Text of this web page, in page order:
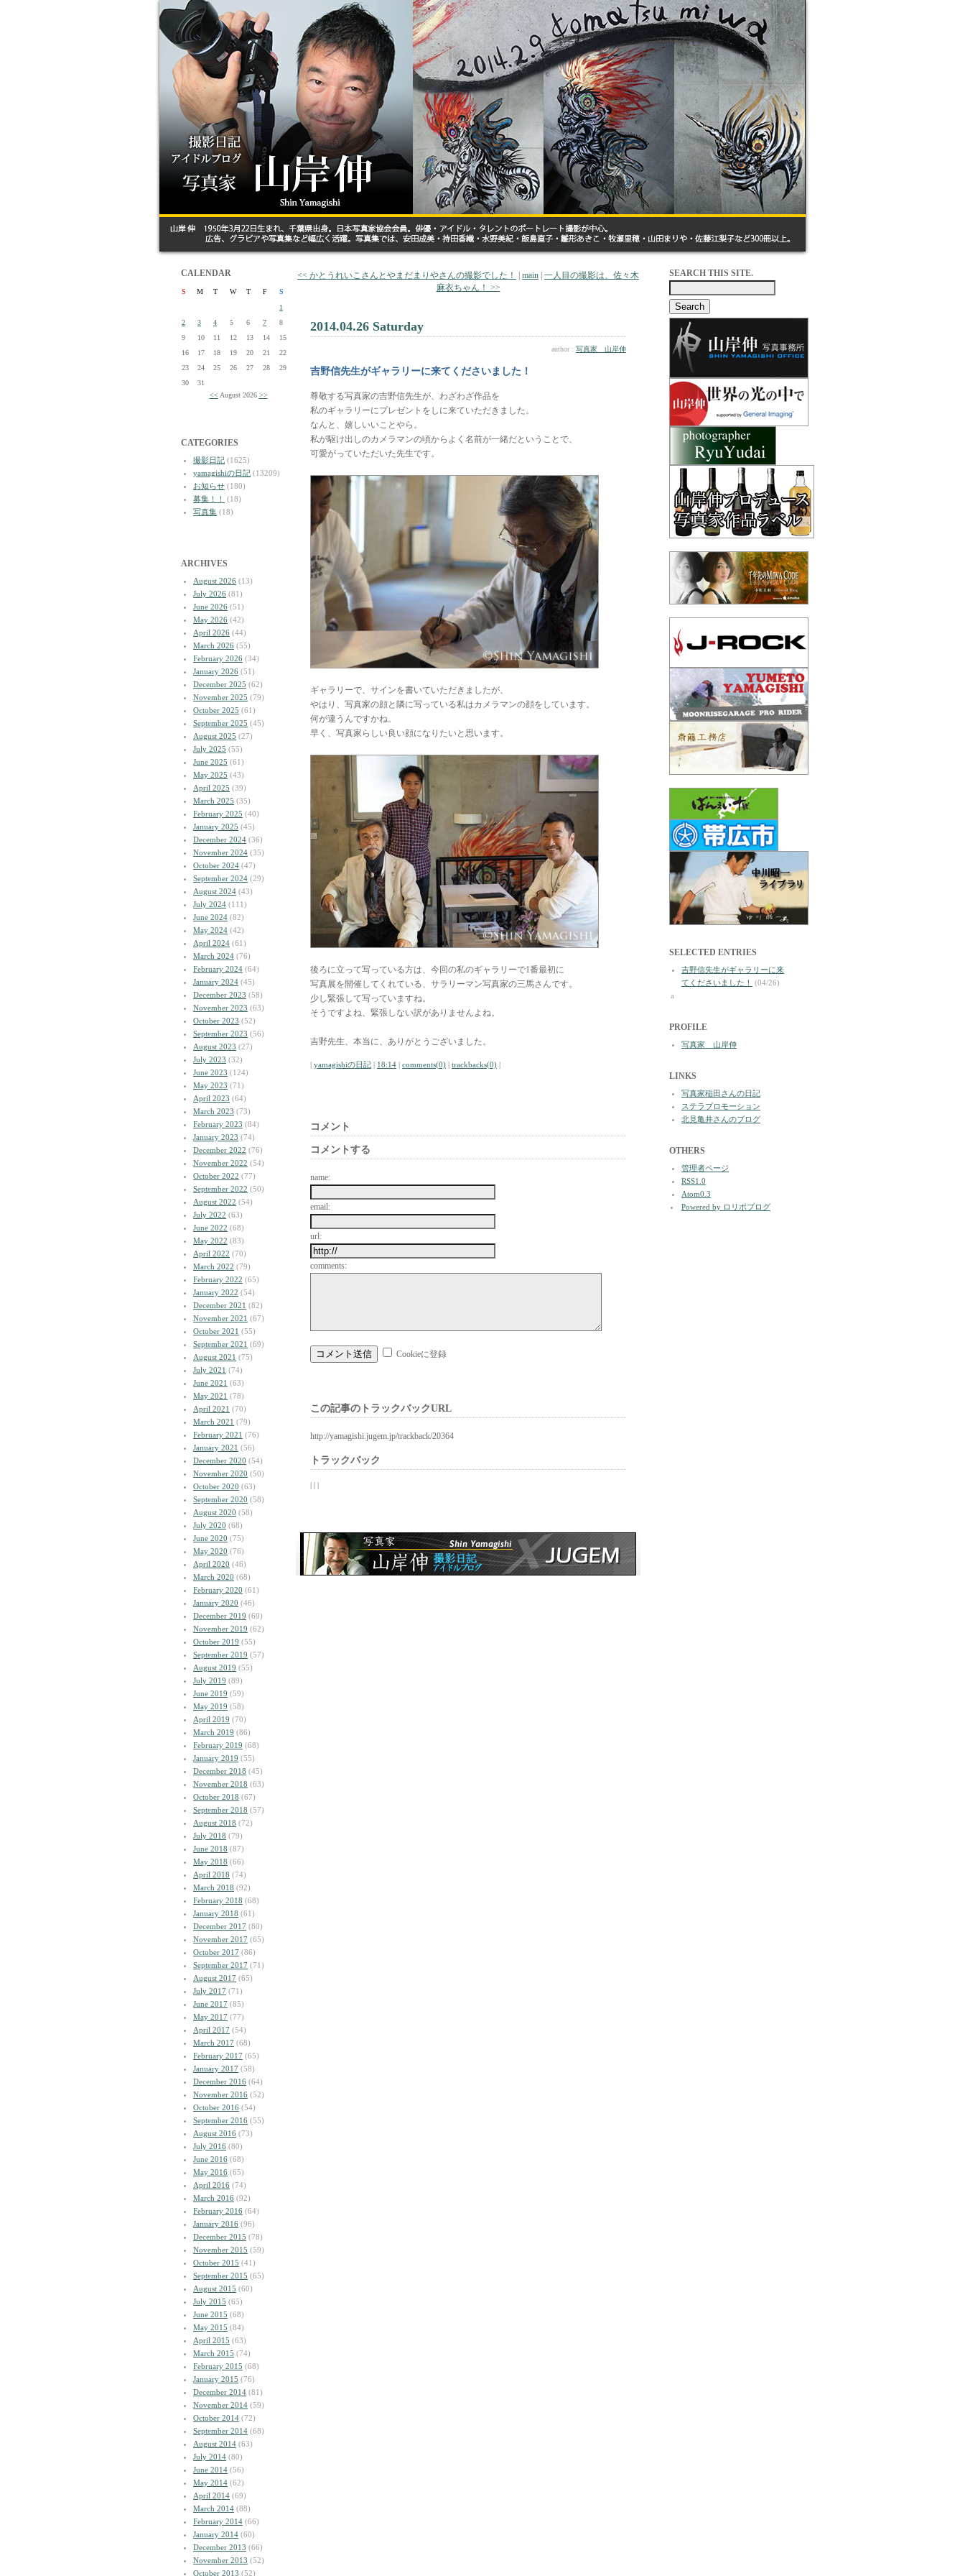
CALENDAR
S M T W T F
S
1
2
3 4 5 6 7
8
9
10 11 12 13 14
15
16
17 18 19 20 21
22
23
24 25 26 27 28
29
30
31
<< August 2026 >>
CATEGORIES
撮影日記 (1625)
yamagishiの日記 (13209)
お知らせ (180)
募集！！
(18)
写真集 (18)
ARCHIVES
August 2026 (13)
July 2026 (81)
June 2026 (51)
May 2026 (42)
April 2026 (44)
March 2026 (55)
February 2026 (34)
January 2026 (51)
December 2025 (62)
November 2025 (79)
October 2025 (61)
September 2025 (45)
August 2025 (27)
July 2025 (55)
June 2025 (61)
May 2025 (43)
April 2025 (39)
March 2025 (35)
February 2025 (40)
January 2025 (45)
December 2024 (36)
November 2024 (35)
October 2024 (47)
September 2024 (29)
August 2024 (43)
July 2024 (111)
June 2024 (82)
May 2024 (42)
April 2024 (61)
March 2024 (76)
February 2024 (64)
January 2024 (45)
December 2023 (58)
November 2023 (63)
October 2023 (52)
September 2023 (56)
August 2023 (27)
July 2023 (32)
June 2023 (124)
May 2023 (71)
April 2023 (64)
March 2023 (73)
February 2023 (84)
January 2023 (74)
December 2022 (76)
November 2022 (54)
October 2022 (77)
September 2022 (50)
August 2022 (54)
July 2022 (63)
June 2022 (68)
May 2022 (83)
April 2022 (70)
March 2022 (79)
February 2022 (65)
January 2022 (54)
December 2021 (82)
November 2021 (67)
October 2021 (55)
September 2021 (69)
August 2021 (75)
July 2021 (74)
June 2021 (63)
May 2021 (78)
April 2021 (70)
March 2021 (79)
February 2021 (76)
January 2021 (56)
December 2020 (54)
November 2020 (50)
October 2020 (63)
September 2020 (58)
August 2020 (58)
July 2020 (68)
June 2020 (75)
May 2020 (76)
April 2020 (46)
March 2020 (68)
February 2020 (61)
January 2020 (46)
December 2019 (60)
November 2019 (62)
October 2019 (55)
September 2019 (57)
August 2019 (55)
July 2019 (89)
June 2019 (59)
May 2019 (58)
April 2019 (70)
March 2019 (86)
February 2019 (68)
January 2019 (55)
December 2018 (45)
November 2018 (63)
October 2018 (67)
September 2018 (57)
August 2018 (72)
July 2018 (79)
June 2018 (87)
May 2018 (66)
April 2018 (74)
March 2018 (92)
February 2018 (68)
January 2018 (61)
December 2017 (80)
November 2017 (65)
October 2017 (86)
September 2017 (71)
August 2017 (65)
July 2017 (71)
June 2017 (85)
May 2017 (77)
April 2017 (54)
March 2017 (68)
February 2017 (65)
January 2017 (58)
December 2016 (64)
November 2016 (52)
October 2016 (54)
September 2016 (55)
August 2016 (73)
July 2016 (80)
June 2016 (68)
May 2016 (65)
April 2016 (74)
March 2016 (92)
February 2016 (64)
January 2016 (96)
December 2015 (78)
November 2015 (59)
October 2015 (41)
September 2015 (65)
August 2015 (60)
July 2015 (65)
June 2015 (68)
May 2015 (84)
April 2015 (63)
March 2015 (74)
February 2015 (68)
January 2015 (76)
December 2014 (81)
November 2014 (59)
October 2014 (72)
September 2014 (68)
August 2014 (63)
July 2014 (80)
June 2014 (56)
May 2014 (62)
April 2014 (69)
March 2014 (88)
February 2014 (66)
January 2014 (60)
December 2013 (66)
November 2013 (52)
October 2013 (52)
<< かとうれいこさんとやまだまりやさんの撮影でした！ main 一人目の撮影は、佐々木
麻衣ちゃん！ >>
2014.04.26 Saturday
author : 写真家 山岸伸
吉野信先生がギャラリーに来てくださいました！
尊敬する写真家の吉野信先生が、わざわざ作品を
私のギャラリーにプレゼントをしに来ていただきました。
なんと、嬉しいいことやら。
私が駆け出しのカメラマンの頃からよく名前が一緒だということで、
可愛がっていただいた先生です。
ギャラリーで、サインを書いていただきましたが、
やはり、写真家の顔と隣に写っている私はカメラマンの顔をしています。
何が違うんですかね。
早く、写真家らしい良い顔になりたいと思います。
後ろに立って写っている方は、今回の私のギャラリーで1番最初に
写真展を開催してくれている、サラリーマン写真家の三馬さんです。
少し緊張して写っていますね。
そうですよね、緊張しない訳がありませんよね。
吉野先生、本当に、ありがとうございました。
| yamagishiの日記 | 18:14 | comments(0) | trackbacks(0) |
コメント
コメントする
name:
email:
url:
comments:
Cookieに登録
この記事のトラックバックURL
http://yamagishi.jugem.jp/trackback/20364
トラックバック
| | |
SEARCH THIS SITE.
SELECTED ENTRIES
吉野信先生がギャラリーに来
てくださいました！
(04/26)
a
PROFILE
写真家 山岸伸
LINKS
写真家稲田さんの日記
ステラプロモーション
北見亀井さんのブログ
OTHERS
管理者ページ
RSS1.0
Atom0.3
Powered by ロリポブログ